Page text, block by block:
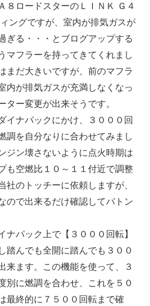
８ロードスターのＬＩＮＫ Ｇ４
ングですが、室内が排気ガスが
ぎる・・・とブログアップする
マフラーを持ってきてくれまし
まだ大きいですが、前のマフラ
内が排気ガスが充満しなくなっ
ー変更が出来そうです。
イナパックにかけ、３０００回
調を自分なりに合わせてみまし
ジン壊さないように点火時期は
も空燃比１０～１１付近で調整
社のトッチーに依頼しますが、
ので出来るだけ確認してバトン
ナパック上で【３０００回転】
踏んでも全開に踏んでも３００
来ます。この機能を使って、３
別に燃調を合わせ、これを５０
最終的に７５００回転まで確